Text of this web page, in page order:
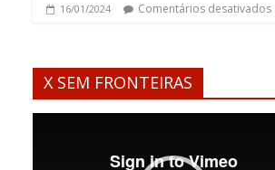
16/01/2024 Comentários desativados
X SEM FRONTEIRAS